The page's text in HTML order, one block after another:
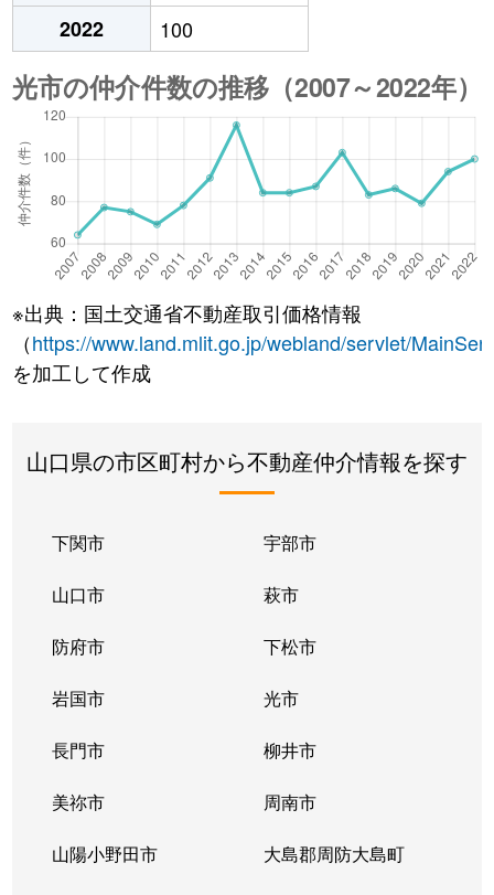
2022
100
※出典：国土交通省不動産取引価格情報
（https://www.land.mlit.go.jp/webland/servlet/
を加工して作成
山口県の市区町村から不動産仲介情報を探す
下関市 宇部市
山口市 萩市
防府市 下松市
岩国市 光市
長門市 柳井市
美祢市 周南市
山陽小野田市 大島郡周防大島町